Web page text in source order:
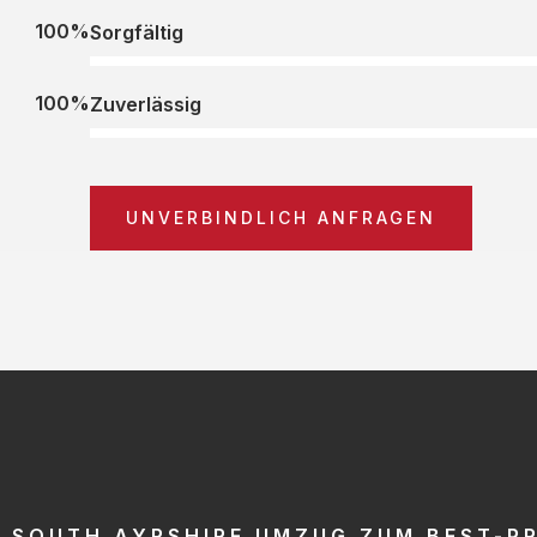
Sorgfältig
100%
Zuverlässig
100%
UNVERBINDLICH ANFRAGEN